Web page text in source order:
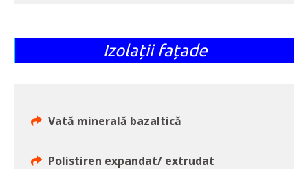
Izolații fațade
Vată minerală bazaltică
Polistiren expandat/ extrudat